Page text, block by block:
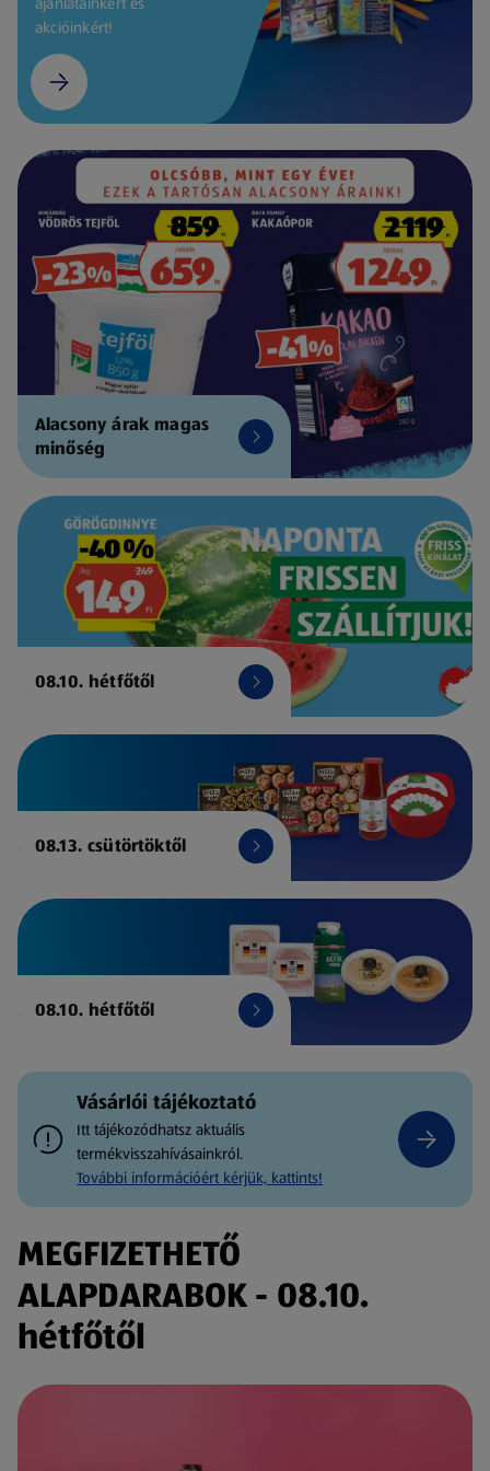
akcióinkért!
Alacsony árak magas
minőség
08.10. hétfőtől
08.13. csütörtöktől
08.10. hétfőtől
Vásárlói tájékoztató
Itt tájékozódhatsz aktuális
termékvisszahívásainkról.
További információért kérjük, kattints!
MEGFIZETHETŐ
ALAPDARABOK - 08.10.
hétfőtől